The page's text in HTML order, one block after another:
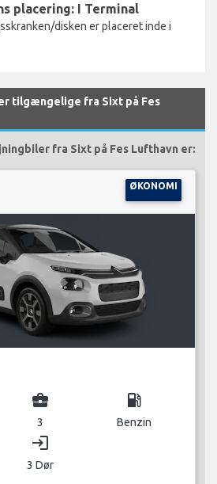
placering: I Terminal
disken er placeret inde i
tilgængelige fra Sixt på Fes
fra Sixt på Fes Lufthavn er:
ØKONOMI
business_center
3
local_gas_station
Benzin
login
3 Dør